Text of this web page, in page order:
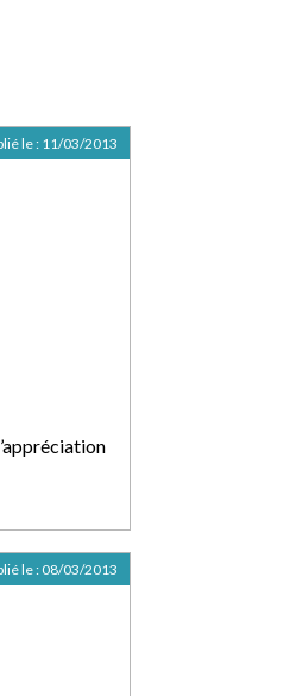
le : 11/03/2013
le : 08/03/2013